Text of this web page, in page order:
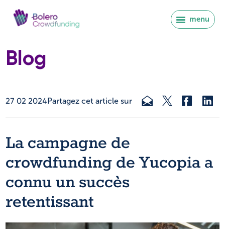
menu
Se connecter
Blog
27 02 2024Partagez cet article sur
La campagne de
crowdfunding de Yucopia a
connu un succès
retentissant